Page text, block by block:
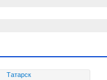
Татарск